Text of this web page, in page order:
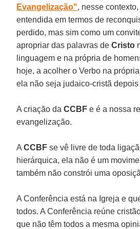
Evangelização", nesse
entendida em termos de
perdido, mas sim como um
apropriar das palavras deCristo
linguagem e na própria de
hoje, a acolher o Verbo na
ela não seja judaico-cristã
A criação daCCBFe é a nossa
evangelização.
ACCBFse vê livre de toda
hierárquica, ela não é um
também não constrói uma
A Conferência está na Igreja e
todos. A Conferência reúne
que não têm todos a mesma